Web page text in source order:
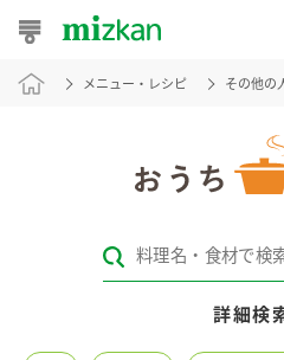
おうちレシピ
レシピカテゴリ一覧
メニュー・レシピ その他の
詳細検